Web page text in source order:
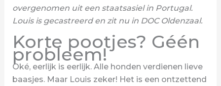
overgenomen uit een staatsasiel in Portugal.
Louis is gecastreerd en zit nu in DOC Oldenzaal.
Korte pootjes? Géén
probleem!
Oké, eerlijk is eerlijk. Alle honden verdienen lieve
baasjes. Maar Louis zeker! Het is een ontzettend